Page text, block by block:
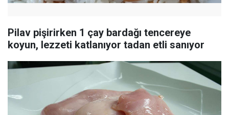
Pilav pişirirken 1 çay bardağı tencereye
koyun, lezzeti katlanıyor tadan etli sanıyor